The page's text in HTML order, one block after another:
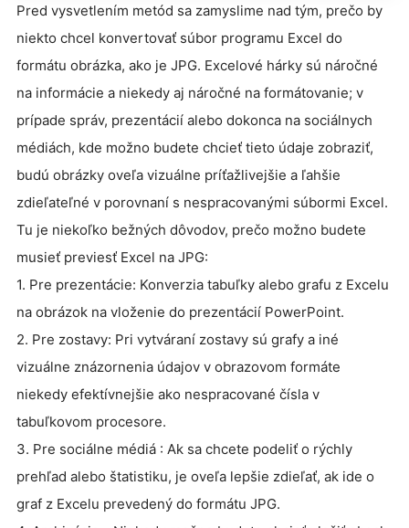
Pred vysvetlením metód sa zamyslime nad tým, prečo by
niekto chcel konvertovať súbor programu Excel do
formátu obrázka, ako je JPG. Excelové hárky sú náročné
na informácie a niekedy aj náročné na formátovanie; v
prípade správ, prezentácií alebo dokonca na sociálnych
médiách, kde možno budete chcieť tieto údaje zobraziť,
budú obrázky oveľa vizuálne príťažlivejšie a ľahšie
zdieľateľné v porovnaní s nespracovanými súbormi Excel.
Tu je niekoľko bežných dôvodov, prečo možno budete
musieť previesť Excel na JPG:
1. Pre prezentácie: Konverzia tabuľky alebo grafu z Excelu
na obrázok na vloženie do prezentácií PowerPoint.
2. Pre zostavy: Pri vytváraní zostavy sú grafy a iné
vizuálne znázornenia údajov v obrazovom formáte
niekedy efektívnejšie ako nespracované čísla v
tabuľkovom procesore.
3. Pre sociálne médiá : Ak sa chcete podeliť o rýchly
prehľad alebo štatistiku, je oveľa lepšie zdieľať, ak ide o
graf z Excelu prevedený do formátu JPG.